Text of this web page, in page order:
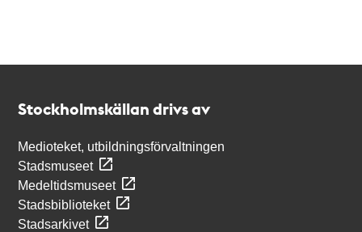
Stockholmskällan drivs av
Medioteket, utbildningsförvaltningen
Stadsmuseet
Medeltidsmuseet
Stadsbiblioteket
Stadsarkivet